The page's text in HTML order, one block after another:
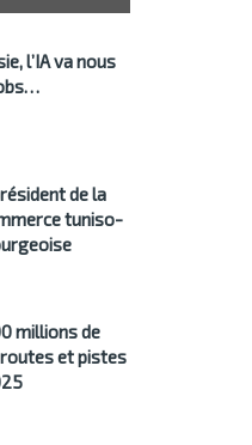
l’IA va nous
de la
tuniso-
millions de
et pistes